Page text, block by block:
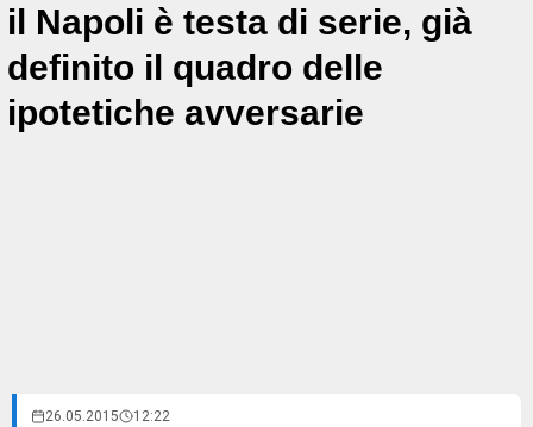
il Napoli è testa di serie, già
definito il quadro delle
ipotetiche avversarie
26.05.2015 12:22